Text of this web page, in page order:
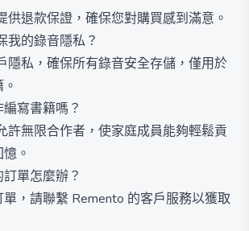
供退款保證，確保您對購買感到滿意。
我的錄音隱私？
隱私，確保所有錄音安全存儲，僅用於
寫書籍嗎？
許無限合作者，使家庭成員能夠輕鬆貢
。
單怎麼辦？
，請聯繫 Remento 的客戶服務以獲取